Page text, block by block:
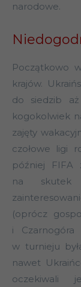
narodowe.
Początkowo
krajów.
do siedzib
kogokolwiek
zajęty
czołowe ligi
później FIFA
na skutek
(oprócz
i Czarnogóra
w turnieju
nawet
oczekiwali